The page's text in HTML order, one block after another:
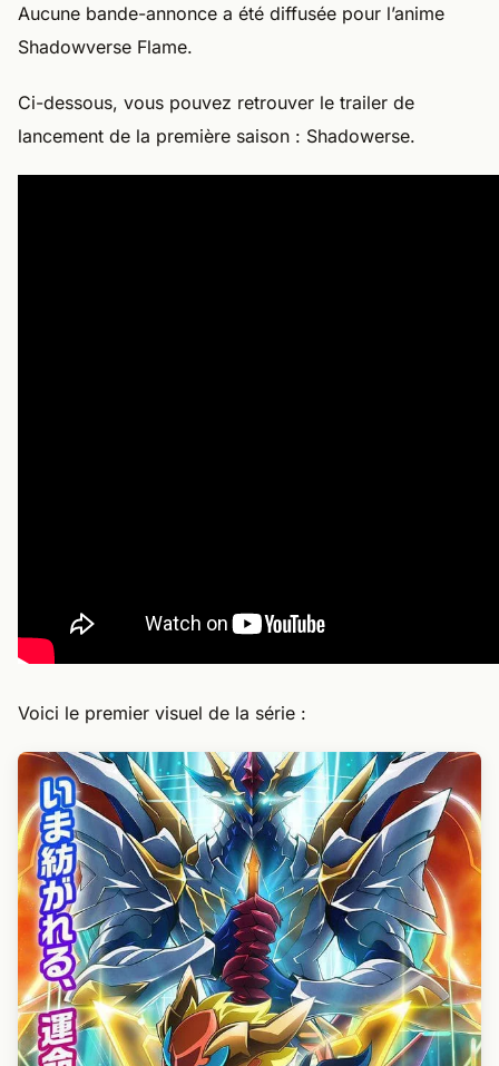
Aucune bande-annonce a été diffusée pour l’anime
Shadowverse Flame.
Ci-dessous, vous pouvez retrouver le trailer de
lancement de la première saison : Shadowerse.
Voici le premier visuel de la série :